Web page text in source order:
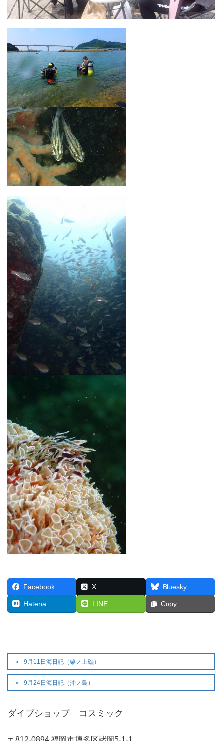
Facebook X Bluesky
Hatena LINE Copy
9月11日海日記（栗ノ上礁）
9月24日海日記（沖ノ島）
ダイブショップ コスミック
〒812-0894 福岡市博多区諸岡5-1-1